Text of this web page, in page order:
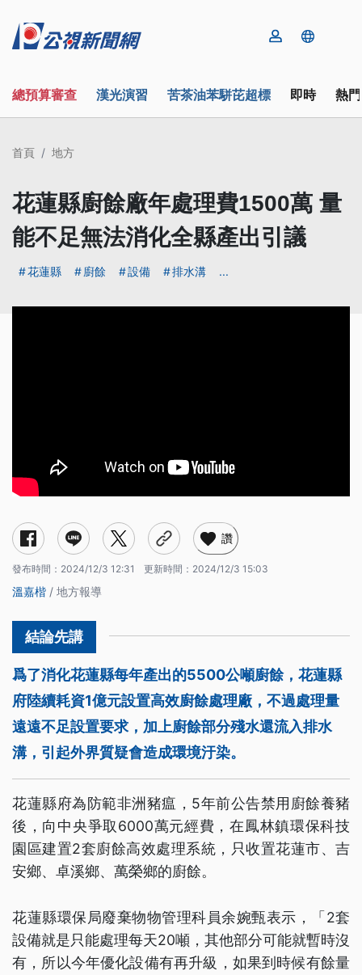
總預算審查 漢光演習 苦茶油苯駢芘超標 即時 熱
首頁 地方
花蓮縣廚餘廠年處理費1500萬 量
能不足無法消化全縣產出引議
花蓮縣 廚餘 設備 排水溝 ...
讚
發布時間： 2024/12/3 12:31 更新時間： 2024/12/3 15:03
溫嘉楷 / 地方報導
爲了消化花蓮縣每年產出的5500公噸廚餘，花蓮縣
府陸續耗資1億元設置高效廚餘處理廠，不過處理量
遠遠不足設置要求，加上廚餘部分殘水還流入排水
溝，引起外界質疑會造成環境汙染。
花蓮縣府為防範非洲豬瘟，5年前公告禁用廚餘養豬
後，向中央爭取6000萬元經費，在鳳林鎮環保科技
園區建置2套廚餘高效處理系統，只收置花蓮市、吉
安鄉、卓溪鄉、萬榮鄉的廚餘。
花蓮縣環保局廢棄物物管理科員余婉甄表示，「2套
設備就是只能處理每天20噸，其他部分可能就暫時沒
有，所以今年優化設備有再升級，如果到時候有餘量